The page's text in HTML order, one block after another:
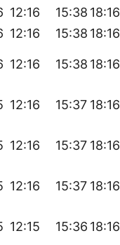
12:16 15:38 18:16
12:16 15:38 18:16
12:16 15:38 18:16
12:16 15:37 18:16
12:16 15:37 18:16
12:16 15:37 18:16
12:15 15:36 18:16